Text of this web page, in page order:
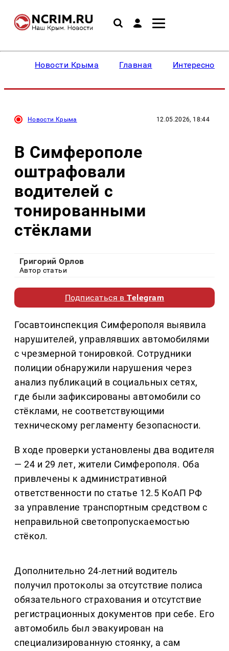
Новости Крыма Главная Интересное
Новости Крыма 12.05.2026, 18:44
В Симферополе
оштрафовали
водителей с
тонированными
стёклами
Григорий Орлов
Автор статьи
Подписаться вTelegram
Госавтоинспекция Симферополя выявила
нарушителей, управлявших автомобилями
с чрезмерной тонировкой. Сотрудники
полиции обнаружили нарушения через
анализ публикаций в социальных сетях,
где были зафиксированы автомобили со
стёклами, не соответствующими
техническому регламенту безопасности.
В ходе проверки установлены два водителя
— 24 и 29 лет, жители Симферополя. Оба
привлечены к административной
ответственности по статье 12.5 КоАП РФ
за управление транспортным средством с
неправильной светопропускаемостью
стёкол.
Дополнительно 24-летний водитель
получил протоколы за отсутствие полиса
обязательного страхования и отсутствие
регистрационных документов при себе. Его
автомобиль был эвакуирован на
специализированную стоянку, а сам